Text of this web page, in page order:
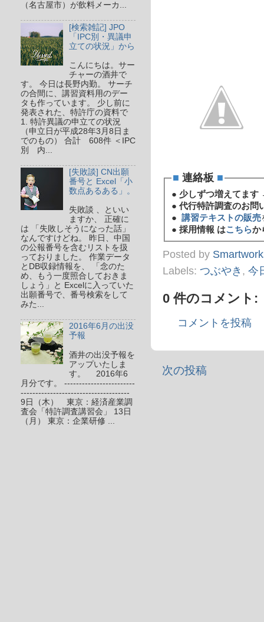
■連絡板 ■
● 少しずつ増えてま
●代行特許調査のお問
●講習テキストの販売
●採用情報 はこちらか
Posted by
Labels: つぶやき , 今
0 件のコメント:
コメントを投稿
次の投稿
（名古屋市）が飲料メーカ...
[検索雑記] JPO
「IPC別・異議申
立ての状況」から
こんにちは。サー
チャーの酒井で
す。 今日は長野内勤。 サーチ
の合間に、講習資料用のデー
タも作っています。 少し前に
発表された、特許庁の資料で
1. 特許異議の申立ての状況
（申立日が平成28年3月8日ま
でのもの） 合計 608件 ＜IPC
別 内...
[失敗談] CN出願
番号と Excel「小
数点あるある」。
失敗談 、といい
ますか、 正確に
は 「失敗しそうになった話」
なんですけどね。 昨日、中国
の公報番号を含むリストを扱
っておりました。 作業データ
とDB収録情報を、 「念のた
め、もう一度照合しておきま
しょう」と Excelに入っていた
出願番号で、番号検索をして
みた...
2016年6月の出没
予報
酒井の出没予報を
アップいたしま
す。 2016年6
月分です。 ------------------------
-------------------------------------
9日（木） 東京：経済産業調
査会「特許調査講習会」 13日
（月） 東京：企業研修 ...